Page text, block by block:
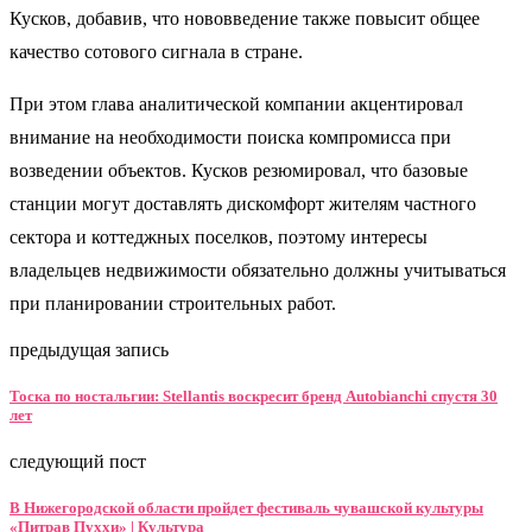
Кусков, добавив, что нововведение также повысит общее
качество сотового сигнала в стране.
При этом глава аналитической компании акцентировал
внимание на необходимости поиска компромисса при
возведении объектов. Кусков резюмировал, что базовые
станции могут доставлять дискомфорт жителям частного
сектора и коттеджных поселков, поэтому интересы
владельцев недвижимости обязательно должны учитываться
при планировании строительных работ.
предыдущая запись
Тоска по ностальгии: Stellantis воскресит бренд Autobianchi спустя 30
лет
следующий пост
В Нижегородской области пройдет фестиваль чувашской культуры
«Питрав Пуххи» | Культура